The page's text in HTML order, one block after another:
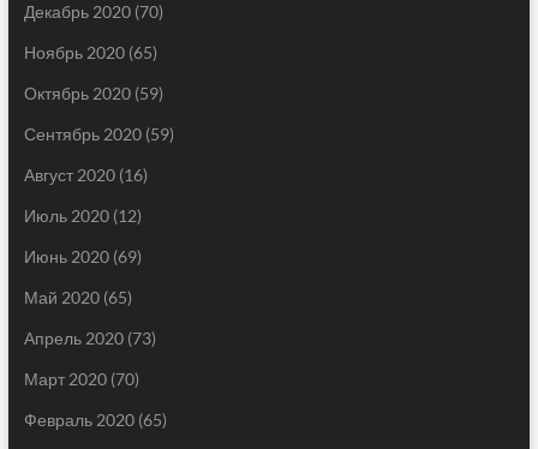
Декабрь 2020(70)
Ноябрь 2020(65)
Октябрь 2020(59)
Сентябрь 2020(59)
Август 2020(16)
Июль 2020(12)
Июнь 2020(69)
Май 2020(65)
Апрель 2020(73)
Март 2020(70)
Февраль 2020(65)